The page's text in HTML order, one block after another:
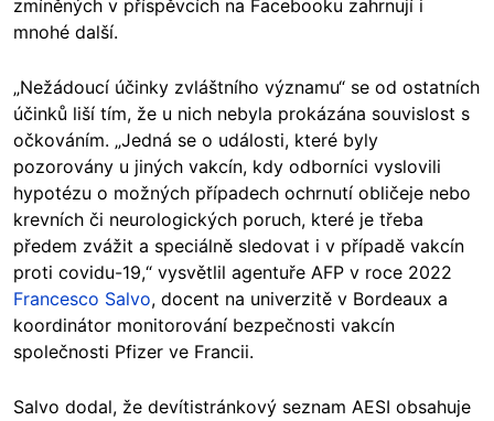
zmíněných v příspěvcích na Facebooku zahrnují i
mnohé další.
„Nežádoucí účinky zvláštního významu“ se od ostatních
účinků liší tím, že u nich nebyla prokázána souvislost s
očkováním. „Jedná se o události, které byly
pozorovány u jiných vakcín, kdy odborníci vyslovili
hypotézu o možných případech ochrnutí obličeje nebo
krevních či neurologických poruch, které je třeba
předem zvážit a speciálně sledovat i v případě vakcín
proti covidu-19,“ vysvětlil agentuře AFP v roce 2022
Francesco Salvo, docent na univerzitě v Bordeaux a
koordinátor monitorování bezpečnosti vakcín
společnosti Pfizer ve Francii.
Salvo dodal, že devítistránkový seznam AESI obsahuje